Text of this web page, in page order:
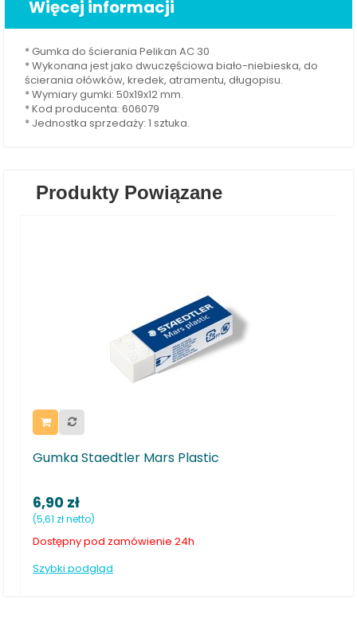
Więcej informacji
* Gumka do ścierania Pelikan AC 30
* Wykonana jest jako dwuczęściowa biało-niebieska, do
ścierania ołówków, kredek, atramentu, długopisu.
* Wymiary gumki: 50x19x12 mm.
* Kod producenta: 606079
* Jednostka sprzedaży: 1 sztuka.
Produkty Powiązane
Gumka Staedtler Mars Plastic
6,90 zł
(5,61 zł netto)
Dostępny pod zamówienie 24h
Szybki podgląd